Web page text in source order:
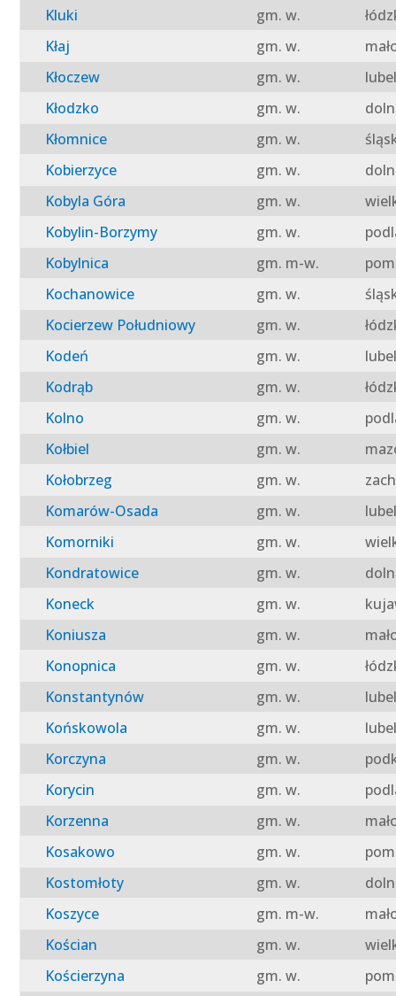
Kluki
gm. w.
Kłaj
gm. w.
Kłoczew
gm. w.
Kłodzko
gm. w.
Kłomnice
gm. w.
Kobierzyce
gm. w.
Kobyla Góra
gm. w.
Kobylin-Borzymy
gm. w.
Kobylnica
gm. m-w.
Kochanowice
gm. w.
Kocierzew Południowy
gm. w.
Kodeń
gm. w.
Kodrąb
gm. w.
Kolno
gm. w.
Kołbiel
gm. w.
Kołobrzeg
gm. w.
Komarów-Osada
gm. w.
Komorniki
gm. w.
Kondratowice
gm. w.
Koneck
gm. w.
Koniusza
gm. w.
Konopnica
gm. w.
Konstantynów
gm. w.
Końskowola
gm. w.
Korczyna
gm. w.
Korycin
gm. w.
Korzenna
gm. w.
Kosakowo
gm. w.
Kostomłoty
gm. w.
Koszyce
gm. m-w.
Kościan
gm. w.
Kościerzyna
gm. w.